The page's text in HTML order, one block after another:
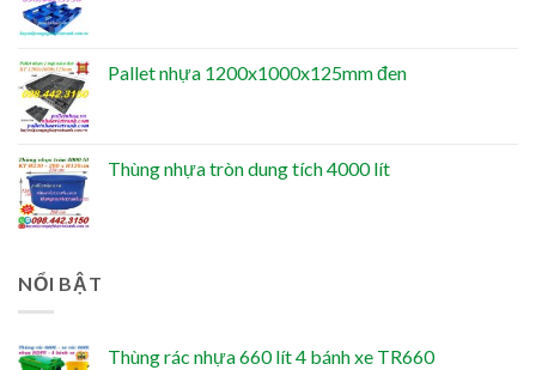
Pallet nhựa 1200x1000x125mm đen
Thùng nhựa tròn dung tích 4000 lít
NỔI BẬT
Thùng rác nhựa 660 lít 4 bánh xe TR660